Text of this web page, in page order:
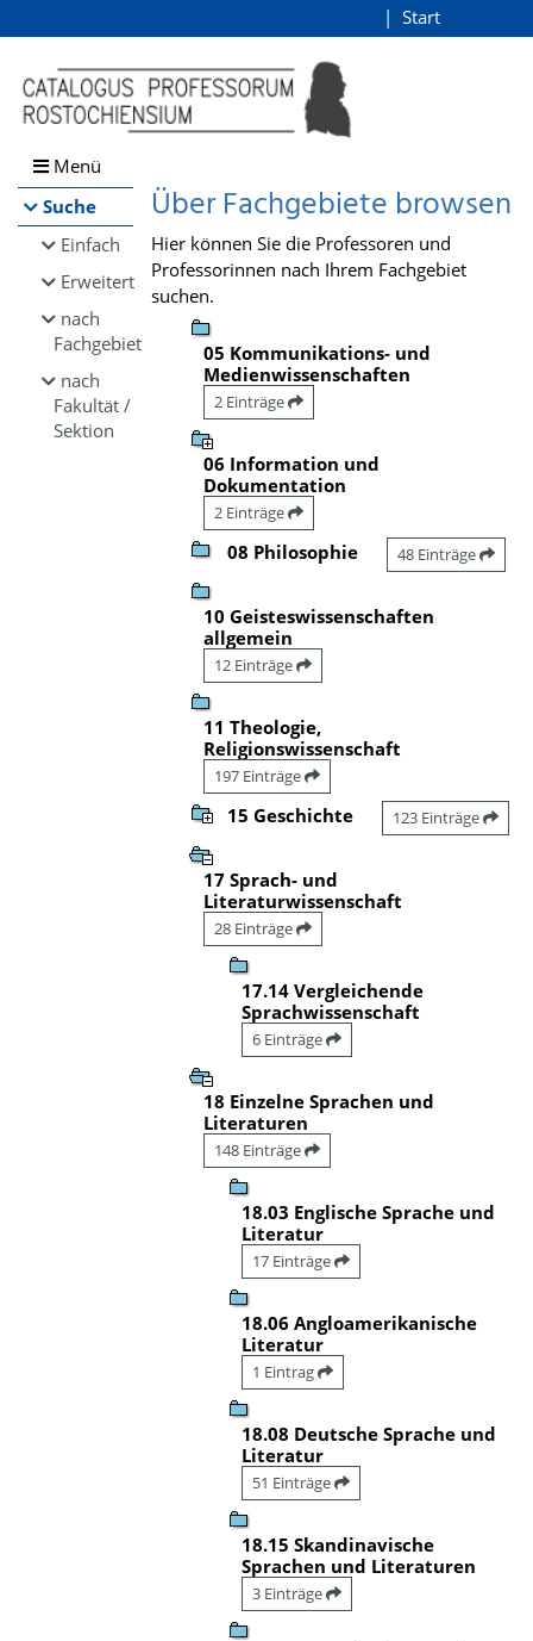
Browsen
direkt zum Inhalt
Start
Menü
Suche
Einfach
Erweitert
nach
Fachgebiet
nach
Fakultät /
Sektion
Über Fachgebiete browsen
Hier können Sie die Professoren und
Professorinnen nach Ihrem Fachgebiet
suchen.
05 Kommunikations- und
Medienwissenschaften
2 Einträge
06 Information und
Dokumentation
2 Einträge
08 Philosophie 48 Einträge
10 Geisteswissenschaften
allgemein
12 Einträge
11 Theologie,
Religionswissenschaft
197 Einträge
15 Geschichte 123 Einträge
17 Sprach- und
Literaturwissenschaft
28 Einträge
17.14 Vergleichende
Sprachwissenschaft
6 Einträge
18 Einzelne Sprachen und
Literaturen
148 Einträge
18.03 Englische Sprache und
Literatur
17 Einträge
18.06 Angloamerikanische
Literatur
1 Eintrag
18.08 Deutsche Sprache und
Literatur
51 Einträge
18.15 Skandinavische
Sprachen und Literaturen
3 Einträge